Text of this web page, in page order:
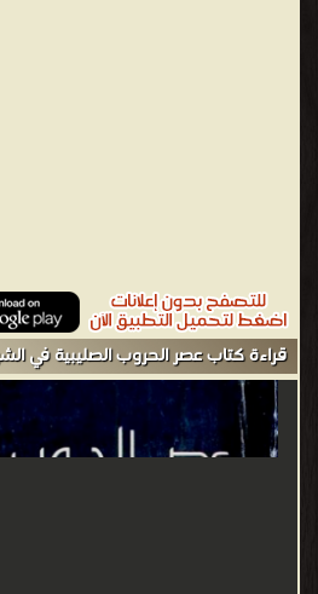
قراءة كتاب عصر الحروب الصليبية في